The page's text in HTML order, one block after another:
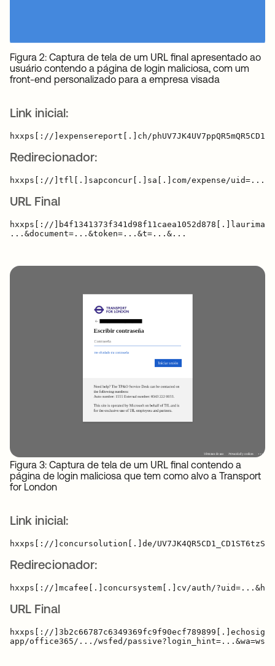
Figura 2: Captura de tela de um URL final apresentado ao
usuário contendo a página de login maliciosa, com um
front-end personalizado para a empresa visada
Link inicial:
Redirecionador:
URL Final
hxxps[://
Figura 3: Captura de tela de um URL final contendo a
página de login maliciosa que tem como alvo a Transport
for London
Link inicial:
Redirecionador:
URL Final
hxxps[://